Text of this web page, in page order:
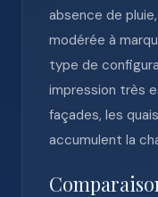
absence de
modérée à
type de
impression très
façades, les
accumulent la